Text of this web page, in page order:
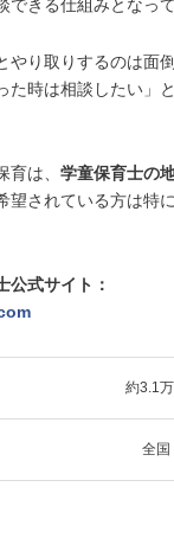
できる仕組みとなって
やり取りするのは面
た時は相談したい」
育は、 学童保育士の
望されている方は特
公式サイト：
約3.1
全国